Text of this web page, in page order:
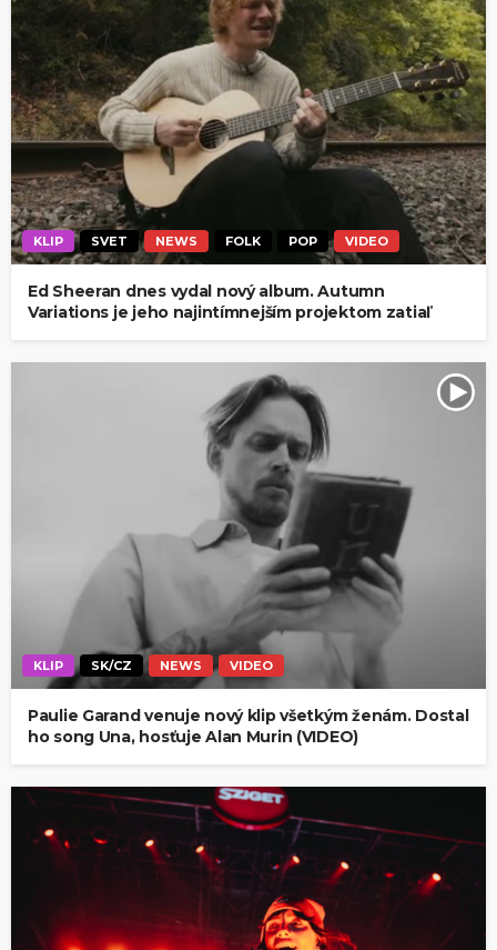
KLIP SVET NEWS FOLK POP VIDEO
Ed Sheeran dnes vydal nový album. Autumn
Variations je jeho najintímnejším projektom zatiaľ
KLIP SK/CZ NEWS VIDEO
Paulie Garand venuje nový klip všetkým ženám. Dostal
ho song Una, hosťuje Alan Murin (VIDEO)